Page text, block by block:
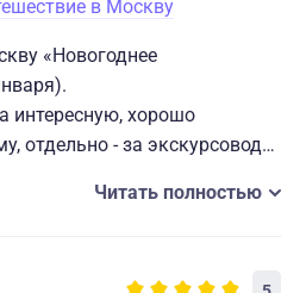
в Москву
«Новогоднее
интересную, хорошо
отдельно - за экскурсовода
яркими, очень
Читать полностью